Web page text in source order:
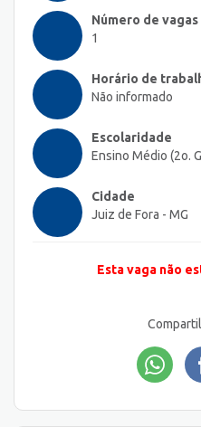
Número de vagas
1
Horário de
Não informado
Escolaridade
Ensino Médio (2o.
Cidade
Juiz de Fora - MG
Esta vaga não